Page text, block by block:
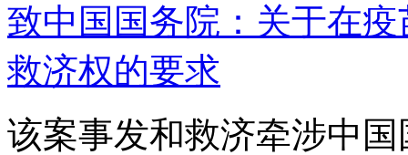
致中国国务院：关于在
救济权的要求
该案事发和救济牵涉中